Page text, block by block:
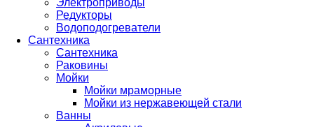
Электроприводы
Редукторы
Водоподогреватели
Сантехника
Сантехника
Раковины
Мойки
Мойки мраморные
Мойки из нержавеющей стали
Ванны